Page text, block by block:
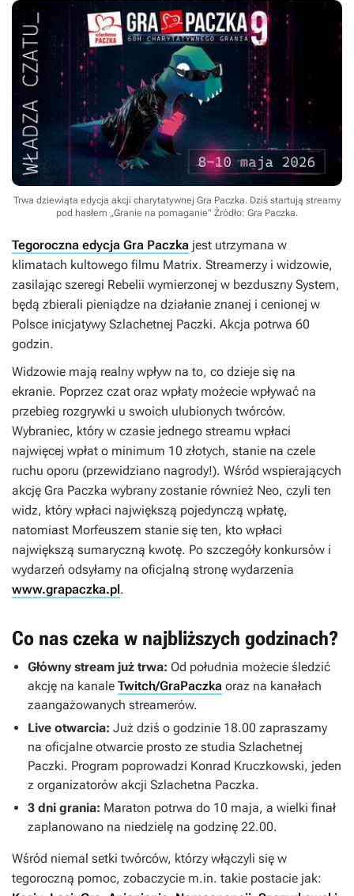
Trwa dziewiąta edycja akcji charytatywnej Gra Paczka. Dziś startują streamy
pod hasłem „Granie na pomaganie” Źródło: Gra Paczka.
Tegoroczna edycja Gra Paczka jest utrzymana w
klimatach kultowego filmu Matrix. Streamerzy i widzowie,
zasilając szeregi Rebelii wymierzonej w bezduszny System,
będą zbierali pieniądze na działanie znanej i cenionej w
Polsce inicjatywy Szlachetnej Paczki. Akcja potrwa 60
godzin.
Widzowie mają realny wpływ na to, co dzieje się na
ekranie. Poprzez czat oraz wpłaty możecie wpływać na
przebieg rozgrywki u swoich ulubionych twórców.
Wybraniec, który w czasie jednego streamu wpłaci
najwięcej wpłat o minimum 10 złotych, stanie na czele
ruchu oporu (przewidziano nagrody!). Wśród wspierających
akcję Gra Paczka wybrany zostanie również Neo, czyli ten
widz, który wpłaci największą pojedynczą wpłatę,
natomiast Morfeuszem stanie się ten, kto wpłaci
największą sumaryczną kwotę. Po szczegóły konkursów i
wydarzeń odsyłamy na oficjalną stronę wydarzenia
www.grapaczka.pl.
Co nas czeka w najbliższych godzinach?
Główny stream już trwa: Od południa możecie śledzić
akcję na kanale Twitch/GraPaczka oraz na kanałach
zaangażowanych streamerów.
Live otwarcia: Już dziś o godzinie 18.00 zapraszamy
na oficjalne otwarcie prosto ze studia Szlachetnej
Paczki. Program poprowadzi Konrad Kruczkowski, jeden
z organizatorów akcji Szlachetna Paczka.
3 dni grania: Maraton potrwa do 10 maja, a wielki finał
zaplanowano na niedzielę na godzinę 22.00.
Wśród niemal setki twórców, którzy włączyli się w
tegoroczną pomoc, zobaczycie m.in. takie postacie jak: